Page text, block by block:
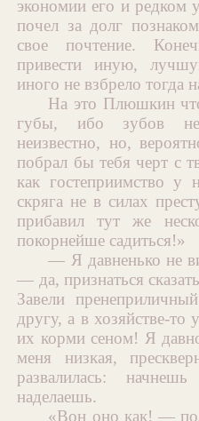
экономии его и редком
почел за долг
свое почтение.
привести иную,
иного не взбрело тогда
На это Плюшкин
губы, ибо зубов
неизвестно, но,
побрал бы тебя черт с
как гостеприимство
скряга не в силах
прибавил тут же
покорнейше садиться!»
— Я давненько не
— да, признаться
Завели
другу, а в хозяйстве-
их корми сеном! Я
меня низкая,
развалилась:
наделаешь.
«Вон оно как! —